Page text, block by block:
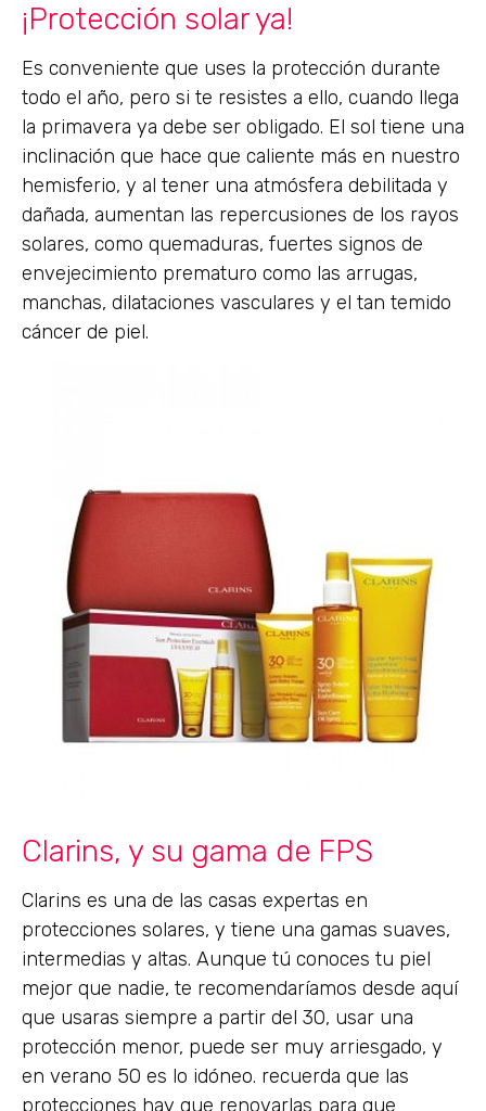
¡Protección solar ya!
Es conveniente que uses la protección durante
todo el año, pero si te resistes a ello, cuando llega
la primavera ya debe ser obligado. El sol tiene una
inclinación que hace que caliente más en nuestro
hemisferio, y al tener una atmósfera debilitada y
dañada, aumentan las repercusiones de los rayos
solares, como quemaduras, fuertes signos de
envejecimiento prematuro como las arrugas,
manchas, dilataciones vasculares y el tan temido
cáncer de piel.
Clarins, y su gama de FPS
Clarins es una de las casas expertas en
protecciones solares, y tiene una gamas suaves,
intermedias y altas. Aunque tú conoces tu piel
mejor que nadie, te recomendaríamos desde aquí
que usaras siempre a partir del 30, usar una
protección menor, puede ser muy arriesgado, y
en verano 50 es lo idóneo. recuerda que las
protecciones hay que renovarlas para que